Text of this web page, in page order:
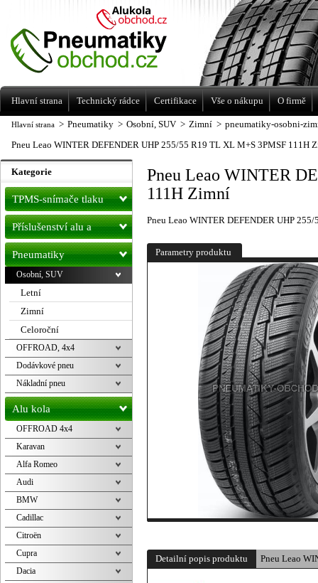
Hlavní strana > Pneumatiky > Osobní, SUV > Zimní > pneumatiky-osobni-
Pneu Leao WINTER DEFENDER UHP 255/55 R19 TL XL M+S 3PMSF 111H
Pneu Leao WINTER
111H Zimní
Pneu Leao WINTER DEFENDER UHP
Parametry produktu
Detailní popis produktu Pneu Leao
Kategorie
TPMS-snímače tlaku
Příslušenství alu a
pneu
Pneumatiky
Osobní, SUV
Letní
Zimní
Celoroční
OFFROAD, 4x4
Dodávkové pneu
Nákladní pneu
Alu kola
OFFROAD 4x4
Karavan
Alfa Romeo
Audi
BMW
Cadillac
Citroën
Cupra
Dacia
Levné pneumatiky letní, zimní, Alu kola
a litá kola Racing Line
Hlavní strana Technický rádce Certifikace Vše o nákupu O firmě